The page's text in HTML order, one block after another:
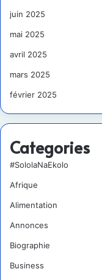
juin 2025
mai 2025
avril 2025
mars 2025
février 2025
Categories
#SololaNaEkolo
Afrique
Alimentation
Annonces
Biographie
Business